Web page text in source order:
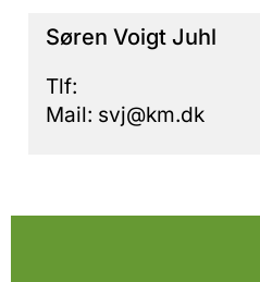
Søren Voigt Juhl
Tlf:
Mail: svj@km.dk